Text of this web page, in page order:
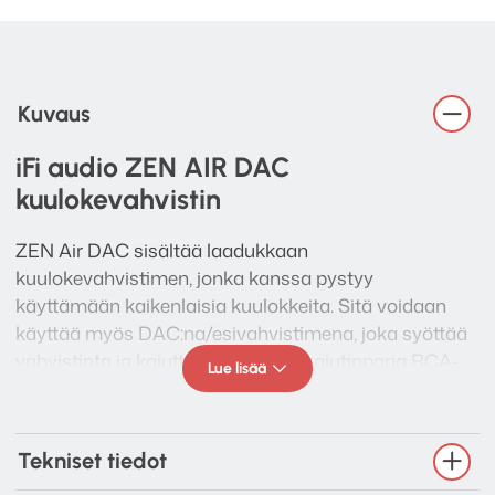
Kuvaus
iFi audio ZEN AIR DAC
kuulokevahvistin
ZEN Air DAC sisältää laadukkaan
kuulokevahvistimen, jonka kanssa pystyy
käyttämään kaikenlaisia kuulokkeita. Sitä voidaan
käyttää myös DAC:na/esivahvistimena, joka syöttää
vahvistinta ja kaiuttimia tai aktiivikaiutinparia RCA-
stereolähtöjen kautta. Se voidaan liittää tietokoneisiin,
nostaa digitaalisten lähteiden äänenlaadun
korkeammalle tasolle. ZEN Air DAC tarjoaa
Lue lisää
Tekniset tiedot